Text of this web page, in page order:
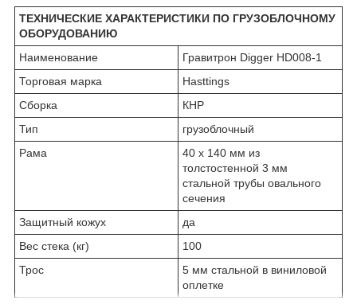
ТЕХНИЧЕСКИЕ ХАРАКТЕРИСТИКИ ПО ГРУЗОБЛОЧНОМУ
ОБОРУДОВАНИЮ
Наименование
Гравитрон Digger HD008-1
Торговая марка
Hasttings
Сборка
КНР
Тип
грузоблочный
Рама
40 х 140 мм из
толстостенной 3 мм
стальной трубы овального
сечения
Защитный кожух
да
Вес стека (кг)
100
Трос
5 мм стальной в виниловой
оплетке